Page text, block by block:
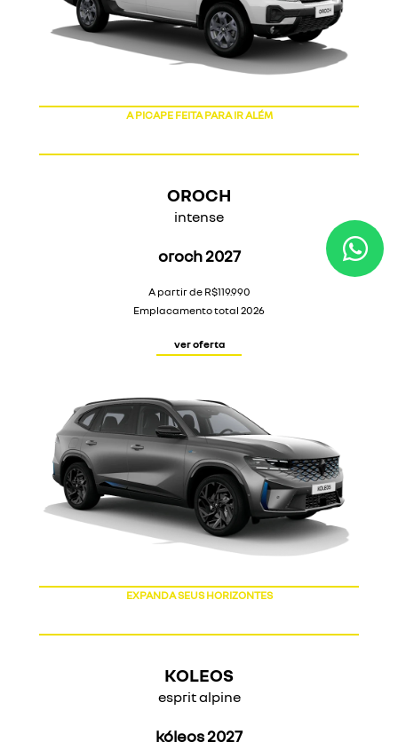
OROCH
intense
A PICAPE FEITA PARA IR ALÉM
oroch 2027
A partir de R$119.990
Emplacamento total 2026
ver oferta
KOLEOS
esprit alpine
EXPANDA SEUS HORIZONTES
kóleos 2027